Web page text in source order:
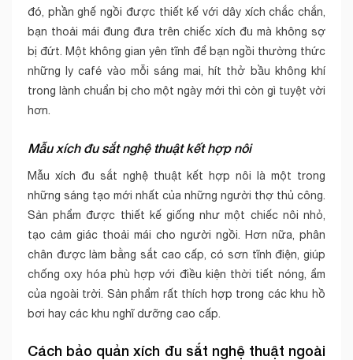
đó, phần ghế ngồi được thiết kế với dây xích chắc chắn,
bạn thoải mái đung đưa trên chiếc xích đu mà không sợ
bị đứt. Một không gian yên tĩnh để bạn ngồi thường thức
những ly café vào mỗi sáng mai, hít thở bầu không khí
trong lành chuẩn bị cho một ngày mới thì còn gì tuyệt vời
hơn.
Mẫu xích đu sắt nghệ thuật kết hợp nôi
Mẫu xích đu sắt nghệ thuật kết hợp nôi là một trong
những sáng tạo mới nhất của những người thợ thủ công.
Sản phẩm được thiết kế giống như một chiếc nôi nhỏ,
tạo cảm giác thoải mái cho người ngồi. Hơn nữa, phân
chân được làm bằng sắt cao cấp, có sơn tĩnh điện, giúp
chống oxy hóa phù hợp với điều kiện thời tiết nóng, ẩm
của ngoài trời. Sản phẩm rất thích hợp trong các khu hồ
bơi hay các khu nghĩ dưỡng cao cấp.
Cách bảo quản xích đu sắt nghệ thuật ngoài